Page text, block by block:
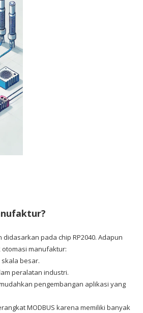
didasarkan pada chip RP2040. Adapun
manufaktur:
besar.
peralatan industri.
pengembangan aplikasi yang
MODBUS karena memiliki banyak